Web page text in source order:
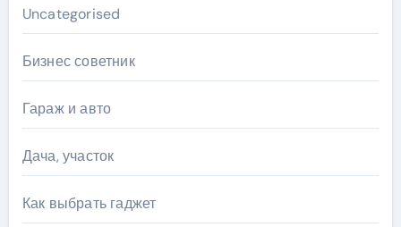
Uncategorised
Бизнес советник
Гараж и авто
Дача, участок
Как выбрать гаджет